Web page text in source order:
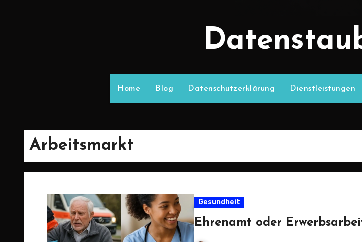
Home Blog Datenschutzerklärung Dienstleistungen
Arbeitsmarkt
Gesundheit
Ehrenamt oder